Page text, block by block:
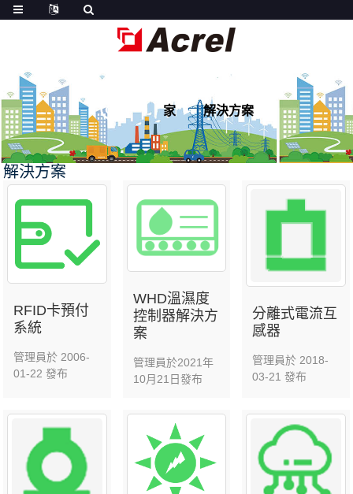
家 解決方案
解決方案
RFID卡預付
系統
管理員於 2006-
01-22 發布
WHD溫濕度
控制器解決方
案
管理員於2021年
10月21日發布
分離式電流互
感器
管理員於 2018-
03-21 發布